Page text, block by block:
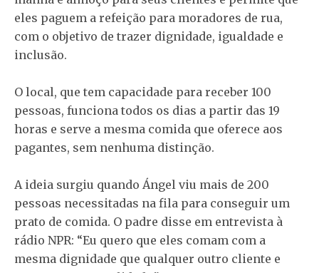
eles paguem a refeição para moradores de rua,
com o objetivo de trazer dignidade, igualdade e
inclusão.
O local, que tem capacidade para receber 100
pessoas, funciona todos os dias a partir das 19
horas e serve a mesma comida que oferece aos
pagantes, sem nenhuma distinção.
A ideia surgiu quando Ángel viu mais de 200
pessoas necessitadas na fila para conseguir um
prato de comida. O padre disse em entrevista à
rádio NPR: “Eu quero que eles comam com a
mesma dignidade que qualquer outro cliente e